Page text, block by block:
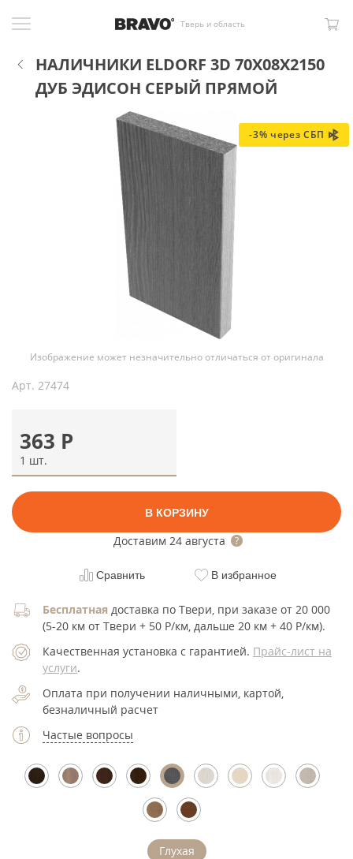
Тверь и область
НАЛИЧНИКИ ELDORF 3D 70X08X2150
ДУБ ЭДИСОН СЕРЫЙ ПРЯМОЙ
-3% через СБП
Изображение может незначительно отличаться от оригинала
Арт. 27474
363 Р
1 шт.
В КОРЗИНУ
Доставим 24 августа
Сравнить В избранное
Бесплатная доставка по Твери, при заказе от 20 000
(5-20 км от Твери + 50 Р/км, дальше 20 км + 40 Р/км).
Качественная установка с гарантией. Прайс-лист на
услуги.
Оплата при получении наличными, картой,
безналичный расчет
Частые вопросы
Глухая